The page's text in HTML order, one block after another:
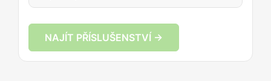
NAJÍT PŘÍSLUŠENSTVÍ →